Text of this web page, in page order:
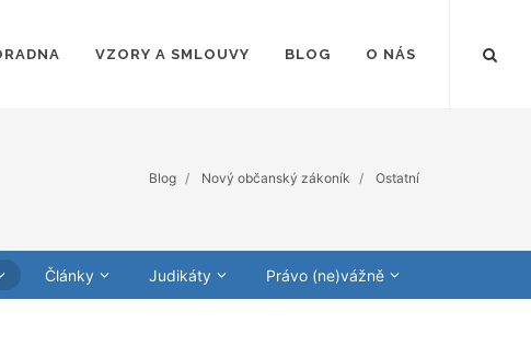
VZORY A SMLOUVY BLOG O NÁS
Blog Nový občanský zákoník Ostatní
Články Judikáty Právo (ne)vážně